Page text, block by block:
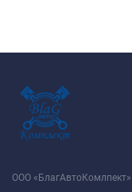
ООО «БлагАвтоКомлпект»